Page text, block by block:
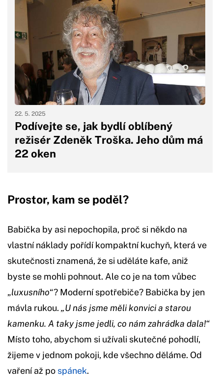
Podívejte se, jak bydlí oblíbený
režisér Zdeněk Troška. Jeho dům má
22 oken
22. 5. 2025
Prostor, kam se poděl?
Babička by asi nepochopila, proč si někdo na
vlastní náklady pořídí kompaktní kuchyň, která ve
skutečnosti znamená, že si uděláte kafe, aniž
byste se mohli pohnout. Ale co je na tom vůbec
„luxusního“? Moderní spotřebiče? Babička by jen
mávla rukou. „U nás jsme měli konvici a starou
kamenku. A taky jsme jedli, co nám zahrádka dala!“
Místo toho, abychom si užívali skutečné pohodlí,
žijeme v jednom pokoji, kde všechno děláme. Od
vaření až po spánek.